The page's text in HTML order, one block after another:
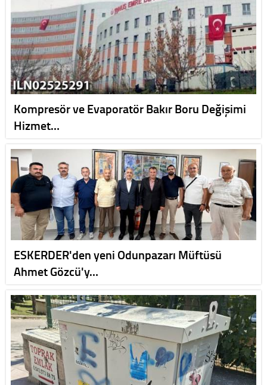
Kompresör ve Evaporatör Bakır Boru Değişimi
Hizmet…
ESKERDER'den yeni Odunpazarı Müftüsü
Ahmet Gözcü'y…